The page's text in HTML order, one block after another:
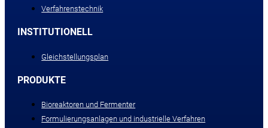
Verfahrenstechnik
INSTITUTIONELL
Gleichstellungsplan
PRODUKTE
Bioreaktoren und Fermenter
Formulierungsanlagen und industrielle Verfahren